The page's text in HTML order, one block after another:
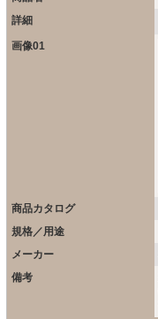
詳細
画像01
商品カタログ
規格／用途
メーカー
備考